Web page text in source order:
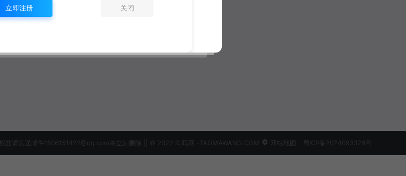
益请发送邮件1506151422@qq.com将立刻删除 || © 2022 淘吗网 -TAOMAWANG.COM 网站地图 蜀ICP备2024093326号
立即注册 关闭